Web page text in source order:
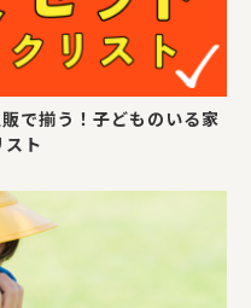
で揃う！子どものいる家
ト